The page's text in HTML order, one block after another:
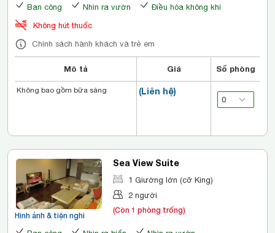
Ban công Nhìn ra vườn
Điều hòa không khí
Không hút thuốc
Chính sách hành khách và trẻ em
Mô tả Giá Số phòng
(Liên hệ)
Không bao gồm bữa sáng
Hình ảnh & tiện nghi
Sea View Suite
1 Giường lớn (cỡ King)
2 người
(Còn 1 phòng trống)